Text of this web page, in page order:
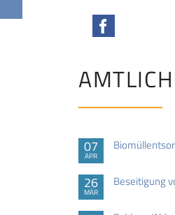
07
APR
26
MÄR
Beseitigung